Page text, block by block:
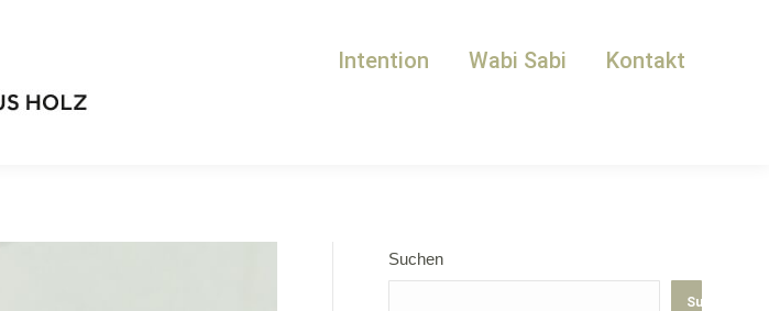
Intention Wabi Sabi Kontakt
Suchen
Suchen